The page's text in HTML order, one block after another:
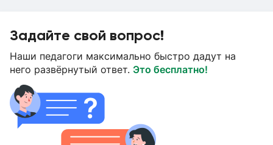
Задайте свой вопрос!
Наши педагоги максимально быстро дадут на
него развёрнутый ответ. Это бесплатно!